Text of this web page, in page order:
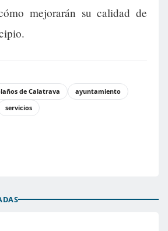
mejorarán su calidad de
de Calatrava
ayuntamiento
servicios